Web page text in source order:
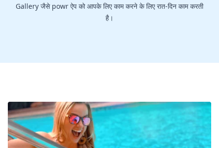
Gallery जैसे powr ऐप को आपके लिए काम करने के लिए रात-दिन काम करती
है।